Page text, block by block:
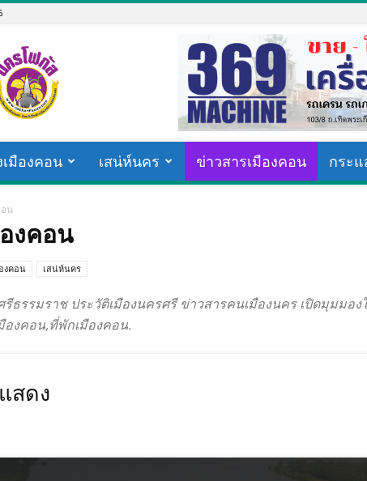
nakhonfocus.com
มืองคอน เสน่ห์นคร ข่าวสารเมืองคอน กระ
น
งคอน
งคอน เสน่ห์นคร
รีธรรมราช ประวัติเมืองนครศรี ข่าวสารคนเมืองนคร เปิดมุมมอ
องคอน,ที่พักเมืองคอน.
สดง